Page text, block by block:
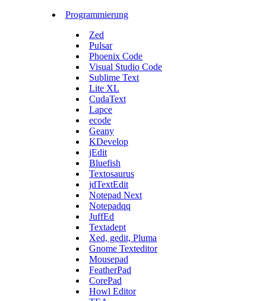
Programmierung
Zed
Pulsar
Phoenix Code
Visual Studio Code
Sublime Text
Lite XL
CudaText
Lapce
ecode
Geany
KDevelop
jEdit
Bluefish
Textosaurus
jdTextEdit
Notepad Next
Notepadqq
JuffEd
Textadept
Xed, gedit, Pluma
Gnome Texteditor
Mousepad
FeatherPad
CorePad
Howl Editor